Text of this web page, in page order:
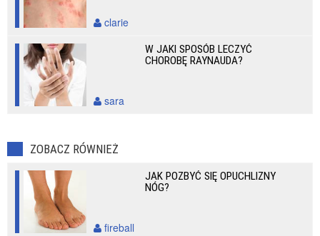
clarie
W JAKI SPOSÓB LECZYĆ
CHOROBĘ RAYNAUDA?
sara
ZOBACZ RÓWNIEŻ
JAK POZBYĆ SIĘ OPUCHLIZNY
NÓG?
fireball